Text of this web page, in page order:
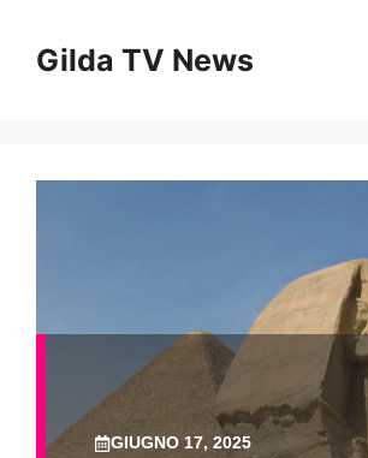
contenuto
Gilda TV News
GIUGNO 17, 2025